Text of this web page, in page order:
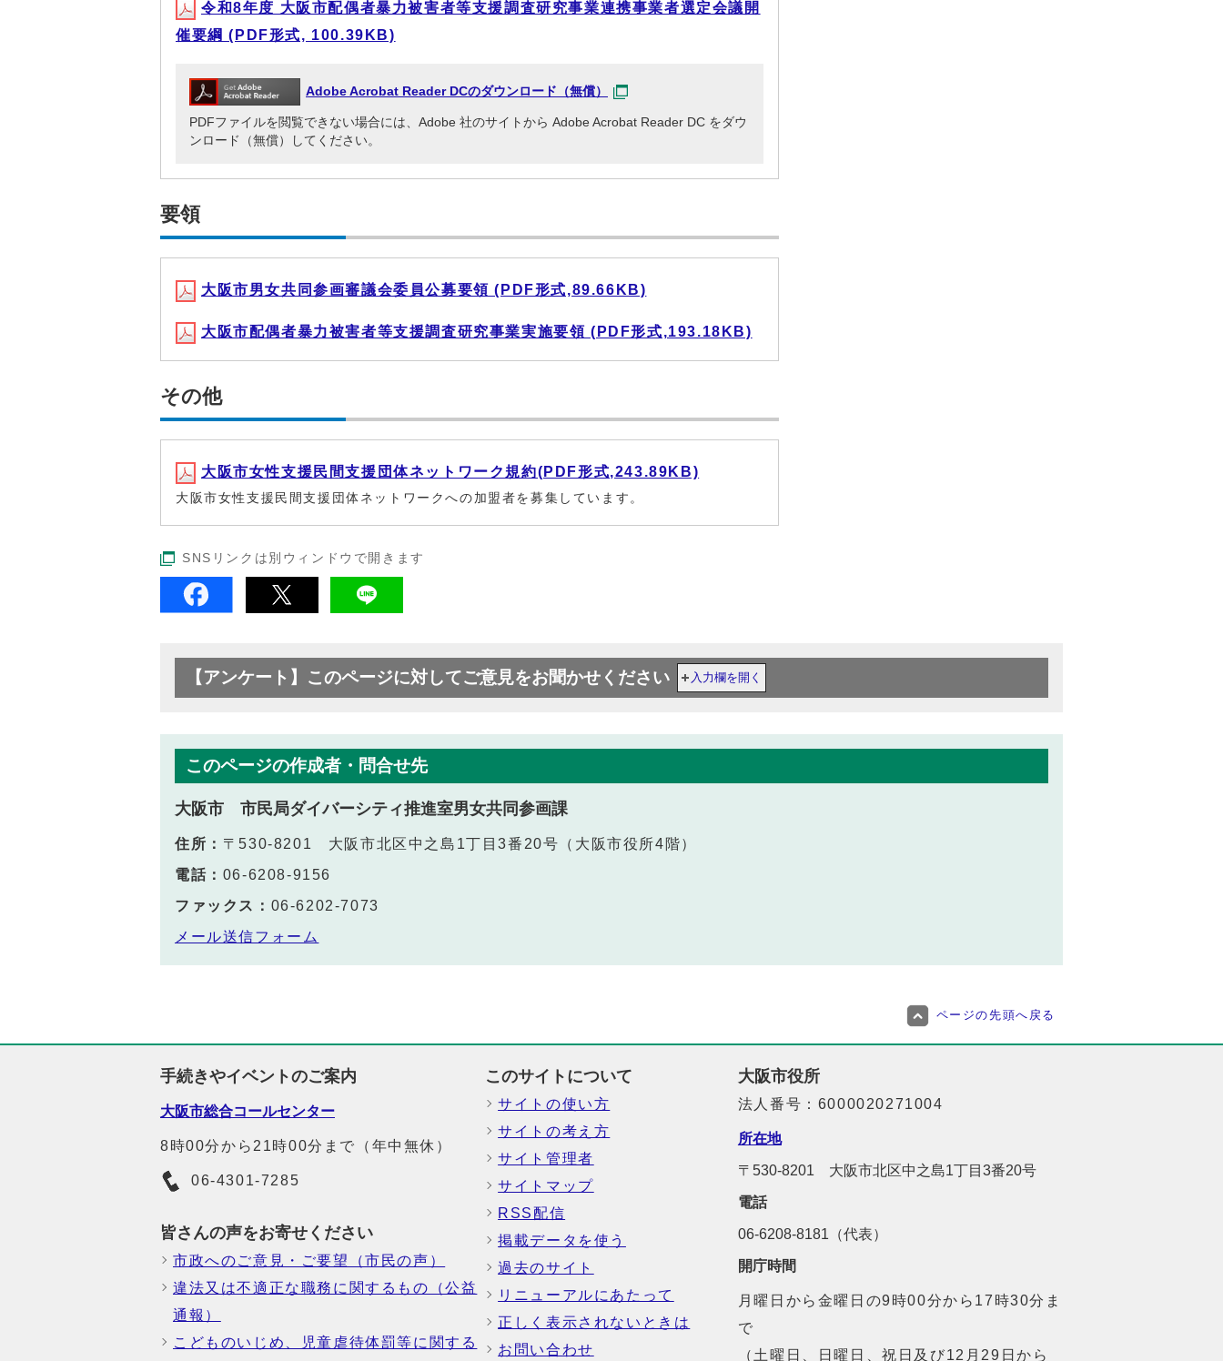
令和8年度 大阪市配偶者暴力被害者等支援調査研究事業連携事業者選定会議開
催要綱 (PDF形式, 100.39KB)
Adobe Acrobat Reader DCのダウンロード（無償）
PDFファイルを閲覧できない場合には、Adobe 社のサイトから Adobe Acrobat Reader DC をダウ
ンロード（無償）してください。
要領
大阪市男女共同参画審議会委員公募要領 (PDF形式,89.66KB)
大阪市配偶者暴力被害者等支援調査研究事業実施要領 (PDF形式,193.18KB)
その他
大阪市女性支援民間支援団体ネットワーク規約(PDF形式,243.89KB)
大阪市女性支援民間支援団体ネットワークへの加盟者を募集しています。
SNSリンクは別ウィンドウで開きます
【アンケート】このページに対してご意見をお聞かせください 入力欄を開く
このページの作成者・問合せ先
大阪市 市民局ダイバーシティ推進室男女共同参画課
住所： 〒530-8201 大阪市北区中之島1丁目3番20号（大阪市役所4階）
電話： 06-6208-9156
ファックス： 06-6202-7073
メール送信フォーム
ページの先頭へ戻る
手続きやイベントのご案内
大阪市総合コールセンター
8時00分から21時00分まで（年中無休）
06-4301-7285
皆さんの声をお寄せください
市政へのご意見・ご要望（市民の声）
違法又は不適正な職務に関するもの（公益
通報）
こどものいじめ、児童虐待体罰等に関する
このサイトについて
サイトの使い方
サイトの考え方
サイト管理者
サイトマップ
RSS配信
掲載データを使う
過去のサイト
リニューアルにあたって
正しく表示されないときは
お問い合わせ
大阪市役所
法人番号：6000020271004
所在地
〒530-8201 大阪市北区中之島1丁目3番20号
電話
06-6208-8181（代表）
開庁時間
月曜日から金曜日の9時00分から17時30分ま
で
（土曜日、日曜日、祝日及び12月29日から